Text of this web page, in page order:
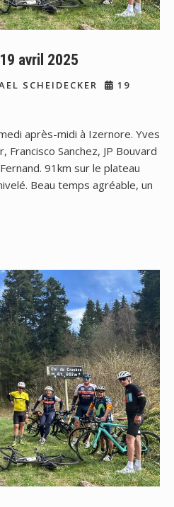
avril 2025
SCHEIDECKER
19
après-midi à Izernore. Yves
Francisco Sanchez, JP Bouvard
91km sur le plateau
Beau temps agréable, un